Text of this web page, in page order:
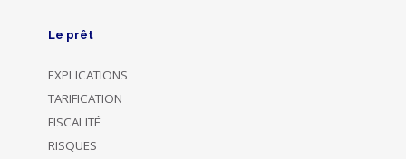
Le prêt
EXPLICATIONS
TARIFICATION
FISCALITÉ
RISQUES